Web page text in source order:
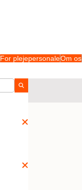
For plejepersonaleOm os